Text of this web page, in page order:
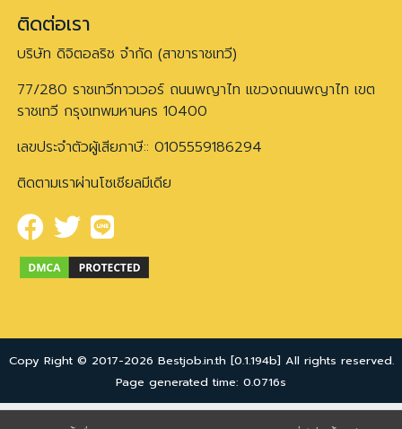
ติดต่อเรา
บริษัท ดิจิตอลริช จำกัด (สาขาราชเทวี)
77/280 ราชเทวีทาวเวอร์ ถนนพญาไท แขวงถนนพญาไท เขต
ราชเทวี กรุงเทพมหานคร 10400
เลขประจำตัวผู้เสียภาษี:: 0105559186294
ติดตามเราผ่านโซเชียลมีเดีย
Copy Right © 2017-2026 Bestjob.in.th [0.1.194b] All rights reserved.
Page generated time: 0.0716s